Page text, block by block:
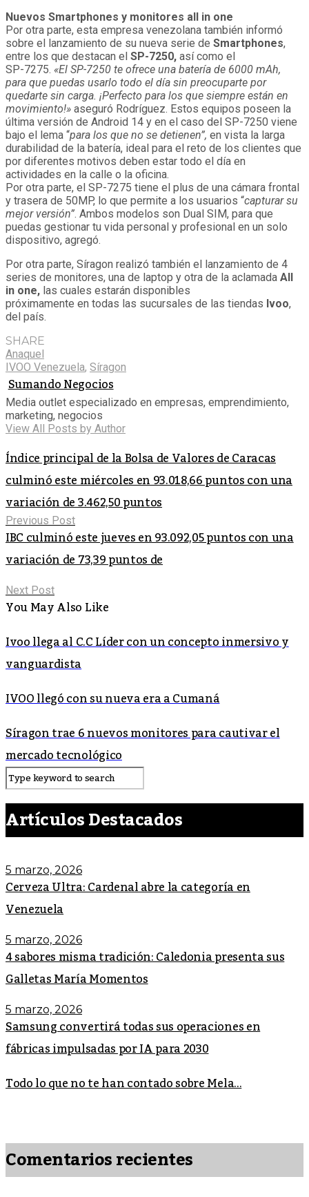
Nuevos Smartphones y monitores all in one
Por otra parte, esta empresa venezolana también informó
sobre el lanzamiento de su nueva serie de Smartphones,
entre los que destacan el SP-7250, así como el
SP-7275. «El SP-7250 te ofrece una batería de 6000 mAh,
para que puedas usarlo todo el día sin preocuparte por
quedarte sin carga. ¡Perfecto para los que siempre están en
movimiento!» aseguró Rodríguez. Estos equipos poseen la
última versión de Android 14 y en el caso del SP-7250 viene
bajo el lema “para los que no se detienen”, en vista la larga
durabilidad de la batería, ideal para el reto de los clientes que
por diferentes motivos deben estar todo el día en
actividades en la calle o la oficina.
Por otra parte, el SP-7275 tiene el plus de una cámara frontal
y trasera de 50MP, lo que permite a los usuarios “capturar su
mejor versión”. Ambos modelos son Dual SIM, para que
puedas gestionar tu vida personal y profesional en un solo
dispositivo, agregó.
Por otra parte, Síragon realizó también el lanzamiento de 4
series de monitores, una de laptop y otra de la aclamada All
in one, las cuales estarán disponibles
próximamente en todas las sucursales de las tiendas Ivoo,
del país.
SHARE
Anaquel
IVOO Venezuela, Síragon
Sumando Negocios
Media outlet especializado en empresas, emprendimiento,
marketing, negocios
View All Posts by Author
Índice principal de la Bolsa de Valores de Caracas
culminó este miércoles en 93.018,66 puntos con una
variación de 3.462,50 puntos
Previous Post
IBC culminó este jueves en 93.092,05 puntos con una
variación de 73,39 puntos de
Next Post
You May Also Like
Ivoo llega al C.C Líder con un concepto inmersivo y
vanguardista
IVOO llegó con su nueva era a Cumaná
Síragon trae 6 nuevos monitores para cautivar el
mercado tecnológico
Artículos Destacados
5 marzo, 2026
Cerveza Ultra: Cardenal abre la categoría en
Venezuela
5 marzo, 2026
4 sabores misma tradición: Caledonia presenta sus
Galletas María Momentos
5 marzo, 2026
Samsung convertirá todas sus operaciones en
fábricas impulsadas por IA para 2030
Todo lo que no te han contado sobre Mela...
Comentarios recientes